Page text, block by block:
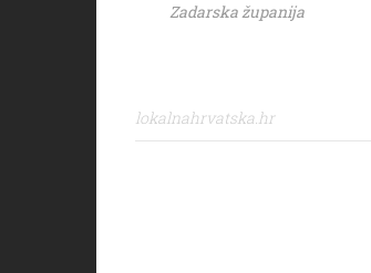
Zadarska županija
lokalnahrvatska.hr